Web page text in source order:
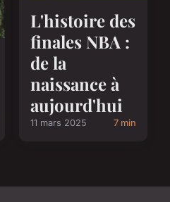
L'histoire des
finales NBA :
de la
naissance à
aujourd'hui
11 mars 2025 7 min